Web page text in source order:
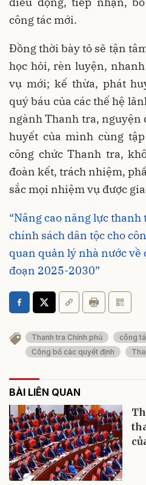
công tác mới.
Đồng thời bày tỏ sẽ tận
học hỏi, rèn luyện,
vụ mới; kế thừa, phát
quý báu của các thế hệ
ngành Thanh tra, nguyện
huyết của mình cùng
công chức Thanh tra,
đoàn kết, trách nhiệm,
sắc mọi nhiệm vụ được
“Nâng cao năng lực
chính sách dân tộc cho
quan quản lý nhà nước về
đoạn 2025-2030”
Thanh tra Chính phủ
công
Công bố các quyết định
BÀI LIÊN QUAN